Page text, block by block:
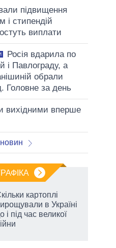
підвищення
і стипендій
виплати
Росія вдарила по
і Павлограду, а
обрали
Головне за день
вихідними вперше
картоплі
в Україні
і під час великої